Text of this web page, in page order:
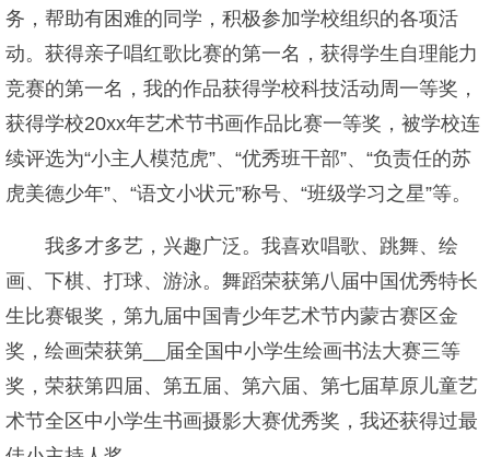
务，帮助有困难的同学，积极参加学校组织的各项活
动。获得亲子唱红歌比赛的第一名，获得学生自理能力
竞赛的第一名，我的作品获得学校科技活动周一等奖，
获得学校20xx年艺术节书画作品比赛一等奖，被学校连
续评选为“小主人模范虎”、“优秀班干部”、“负责任的苏
虎美德少年”、“语文小状元”称号、“班级学习之星”等。
我多才多艺，兴趣广泛。我喜欢唱歌、跳舞、绘
画、下棋、打球、游泳。舞蹈荣获第八届中国优秀特长
生比赛银奖，第九届中国青少年艺术节内蒙古赛区金
奖，绘画荣获第__届全国中小学生绘画书法大赛三等
奖，荣获第四届、第五届、第六届、第七届草原儿童艺
术节全区中小学生书画摄影大赛优秀奖，我还获得过最